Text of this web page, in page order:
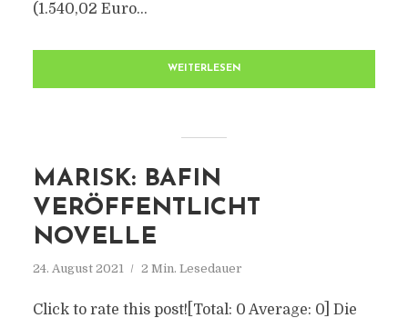
(1.540,02 Euro...
WEITERLESEN
MARISK: BAFIN
VERÖFFENTLICHT
NOVELLE
24. August 2021 2 Min. Lesedauer
Click to rate this post![Total: 0 Average: 0] Die